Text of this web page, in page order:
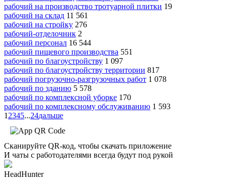
рабочий на производство тротуарной плитки 19
рабочий на склад 11 561
рабочий на стройку 276
рабочий-отделочник 2
рабочий персонал 16 544
рабочий пищевого производства 551
рабочий по благоустройству 1 097
рабочий по благоустройству территории 817
рабочий погрузочно-разгрузочных работ 1 078
рабочий по зданию 5 578
рабочий по комплексной уборке 170
рабочий по комплексному обслуживанию 1 593
1 2345...24дальше
Сканируйте QR-код, чтобы скачать приложение
И чаты с работодателями всегда будут под рукой
HeadHunter